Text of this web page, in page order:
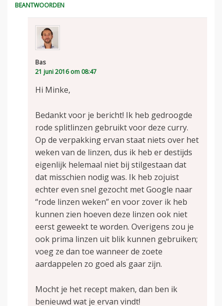
BEANTWOORDEN
Bas
21 juni 2016 om 08:47
Hi Minke,
Bedankt voor je bericht! Ik heb gedroogde
rode splitlinzen gebruikt voor deze curry.
Op de verpakking ervan staat niets over het
weken van de linzen, dus ik heb er destijds
eigenlijk helemaal niet bij stilgestaan dat
dat misschien nodig was. Ik heb zojuist
echter even snel gezocht met Google naar
“rode linzen weken” en voor zover ik heb
kunnen zien hoeven deze linzen ook niet
eerst geweekt te worden. Overigens zou je
ook prima linzen uit blik kunnen gebruiken;
voeg ze dan toe wanneer de zoete
aardappelen zo goed als gaar zijn.
Mocht je het recept maken, dan ben ik
benieuwd wat je ervan vindt!